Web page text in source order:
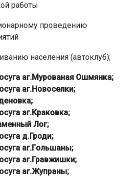
работы
проведению
населения (автоклуб);
аг.Мурованая Ошмянка;
аг.Новоселки;
аг.Краковка;
Лог;
д.Гроди;
аг.Гольшаны;
аг.Гравжишки;
аг.Жупраны;